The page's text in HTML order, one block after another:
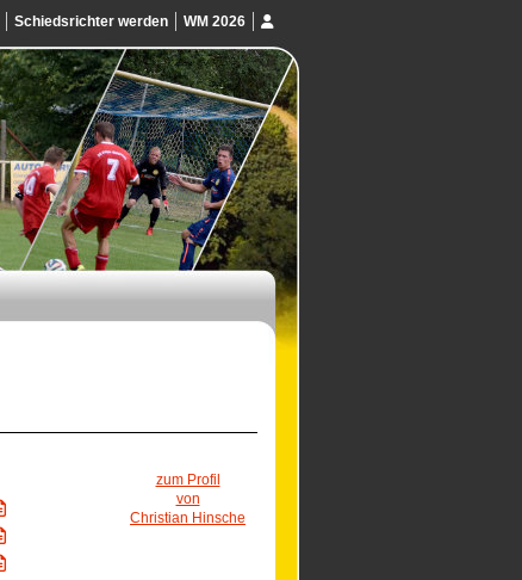
Schiedsrichter werden WM 2026
zum Profil
von
Christian Hinsche